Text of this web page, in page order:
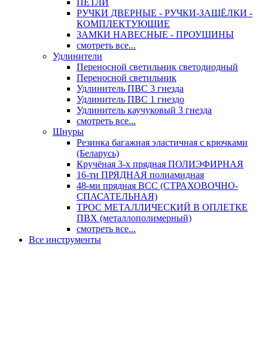
ПЕТЛИ
РУЧКИ ДВЕРНЫЕ - РУЧКИ-ЗАЩЁЛКИ -
КОМПЛЕКТУЮЩИЕ
ЗАМКИ НАВЕСНЫЕ - ПРОУШИНЫ
смотреть все...
Удлинители
Переносной светильник светодиодный
Переносной светильник
Удлинитель ПВС 3 гнезда
Удлинитель ПВС 1 гнездо
Удлинитель каучуковый 3 гнезда
смотреть все...
Шнуры
Резинка багажная эластичная с крючками
(Беларусь)
Кручёная 3-х прядная ПОЛИЭФИРНАЯ
16-ти ПРЯДНАЯ полиамидная
48-ми прядная ВСС (СТРАХОВОЧНО-
СПАСАТЕЛЬНАЯ)
ТРОС МЕТАЛЛИЧЕСКИЙ В ОПЛЕТКЕ
ПВХ (металлополимерный)
смотреть все...
Все инструменты